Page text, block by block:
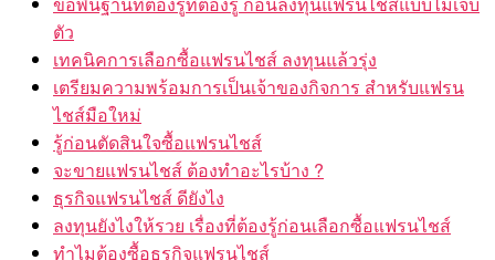
ตัว
เทคนิคการเลือกซื้อแฟรนไชส์ ลงทุนแล้วรุ่ง
เตรียมความพร้อมการเป็นเจ้าของกิจการ สำหรับแฟรน
ไชส์มือใหม่
รู้ก่อนตัดสินใจซื้อแฟรนไชส์
จะขายแฟรนไชส์ ต้องทำอะไรบ้าง ?
ธุรกิจแฟรนไชส์ ดียังไง
ลงทุนยังไงให้รวย เรื่องที่ต้องรู้ก่อนเลือกซื้อแฟรนไชส์
ทำไมต้องซื้อธุรกิจแฟรนไชส์